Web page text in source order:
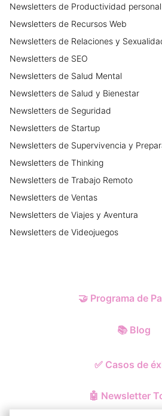
Newsletters de Productividad personal
Newsletters de Recursos Web
Newsletters de Relaciones y
Newsletters de SEO
Newsletters de Salud Mental
Newsletters de Salud y Bienestar
Newsletters de Seguridad
Newsletters de Startup
Newsletters de Supervivencia y
Newsletters de Thinking
Newsletters de Trabajo Remoto
Newsletters de Ventas
Newsletters de Viajes y Aventura
Newsletters de Videojuegos
🤝 Programa de
📚 Blog
✅ Casos de
🤖 Newsletter